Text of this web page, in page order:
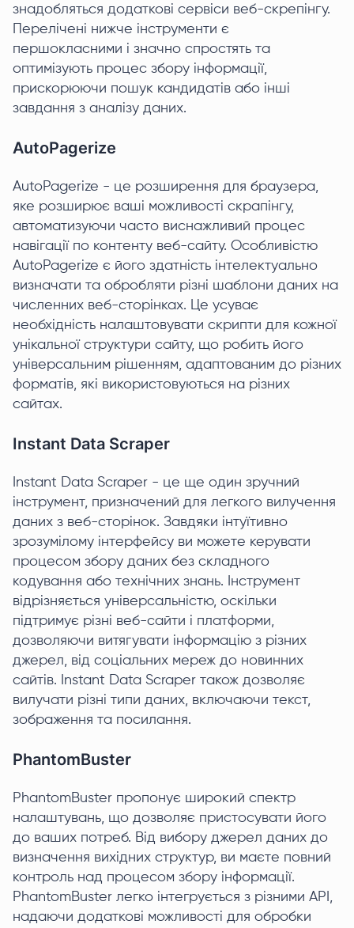
знадобляться додаткові сервіси веб-скрепінгу.
Перелічені нижче інструменти є
першокласними і значно спростять та
оптимізують процес збору інформації,
прискорюючи пошук кандидатів або інші
завдання з аналізу даних.
AutoPagerize
AutoPagerize - це розширення для браузера,
яке розширює ваші можливості скрапінгу,
автоматизуючи часто виснажливий процес
навігації по контенту веб-сайту. Особливістю
AutoPagerize є його здатність інтелектуально
визначати та обробляти різні шаблони даних на
численних веб-сторінках. Це усуває
необхідність налаштовувати скрипти для кожної
унікальної структури сайту, що робить його
універсальним рішенням, адаптованим до різних
форматів, які використовуються на різних
сайтах.
Instant Data Scraper
Instant Data Scraper - це ще один зручний
інструмент, призначений для легкого вилучення
даних з веб-сторінок. Завдяки інтуїтивно
зрозумілому інтерфейсу ви можете керувати
процесом збору даних без складного
кодування або технічних знань. Інструмент
відрізняється універсальністю, оскільки
підтримує різні веб-сайти і платформи,
дозволяючи витягувати інформацію з різних
джерел, від соціальних мереж до новинних
сайтів. Instant Data Scraper також дозволяє
вилучати різні типи даних, включаючи текст,
зображення та посилання.
PhantomBuster
PhantomBuster пропонує широкий спектр
налаштувань, що дозволяє пристосувати його
до ваших потреб. Від вибору джерел даних до
визначення вихідних структур, ви маєте повний
контроль над процесом збору інформації.
PhantomBuster легко інтегрується з різними API,
надаючи додаткові можливості для обробки